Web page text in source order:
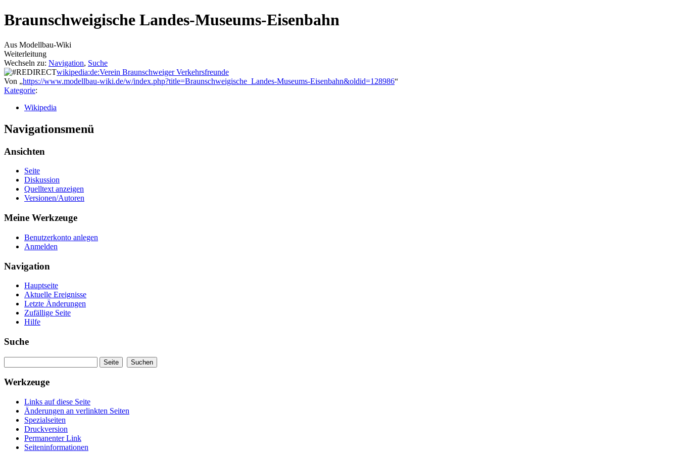
Braunschweigische Landes-Museums-Eisenbahn
Aus Modellbau-Wiki
Weiterleitung
Wechseln zu: Navigation, Suche
wikipedia:de:Verein Braunschweiger Verkehrsfreunde
Von „https://www.modellbau-wiki.de/w/index.php?title=Braunschweigische_Landes-Museums-Eisenbahn&oldid=128986“
Kategorie:
Wikipedia
Navigationsmenü
Ansichten
Seite
Diskussion
Quelltext anzeigen
Versionen/Autoren
Meine Werkzeuge
Benutzerkonto anlegen
Anmelden
Navigation
Hauptseite
Aktuelle Ereignisse
Letzte Änderungen
Zufällige Seite
Hilfe
Suche
Werkzeuge
Links auf diese Seite
Änderungen an verlinkten Seiten
Spezialseiten
Druckversion
Permanenter Link
Seiteninformationen